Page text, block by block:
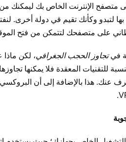
متصفح الإنترنت الخاص بك ليمكنك من
لتبدو وكأنك تقيم قي دولة أخرى.
على متصفحك لتتمكن من فتح
فيتجاوز الحجب الجغرافي، لكن
للتقنيات المعقدة فلا يمكنها
تعرف عنك. هذا بالإضافة إلى أن